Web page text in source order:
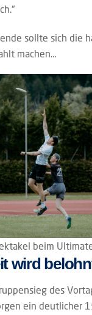
sollte sich die
machen…
beim
wird
des
ein deutlicher